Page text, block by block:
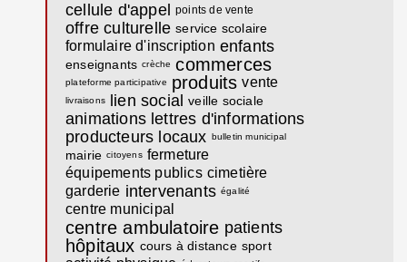
cellule d'appel points de vente
offre culturelle service scolaire
formulaire d'inscription enfants
enseignants crèche commerces
plateforme participative produits vente
livraisons lien social veille sociale
animations lettres d'informations
producteurs locaux bulletin municipal
mairie citoyens fermeture
équipements publics cimetière
garderie intervenants égalité
centre municipal
centre ambulatoire patients
hôpitaux cours à distance sport